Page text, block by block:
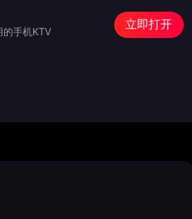
的手机KTV
立即打开